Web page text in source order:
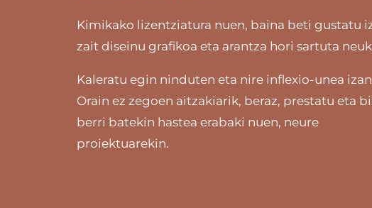
Kimikako lizentziatura nuen, baina beti gustatu
zait diseinu grafikoa eta arantza hori sartuta
Kaleratu egin ninduten eta nire inflexio-unea
Orain ez zegoen aitzakiarik, beraz, prestatu eta
berri batekin hastea erabaki nuen, neure
proiektuarekin.